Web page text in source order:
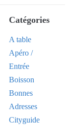
Catégories
A table
Apéro /
Entrée
Boisson
Bonnes
Adresses
Cityguide